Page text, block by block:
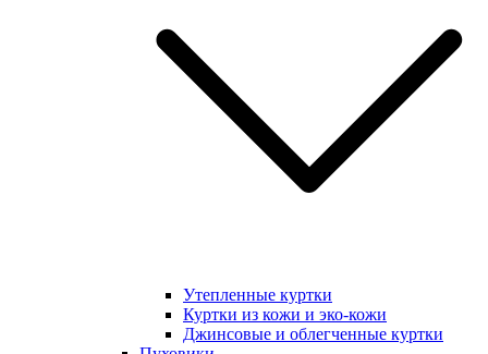
Утепленные куртки
Куртки из кожи и эко-кожи
Джинсовые и облегченные куртки